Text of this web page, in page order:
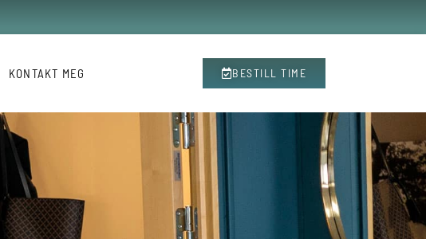
KONTAKT MEG BESTILL TIME